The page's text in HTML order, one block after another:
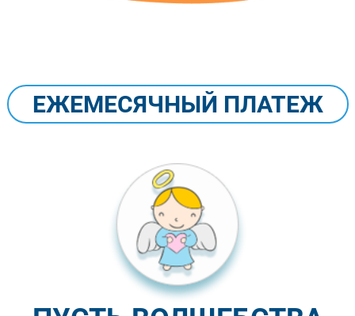
ЕЖЕМЕСЯЧНЫЙ ПЛАТЕЖ